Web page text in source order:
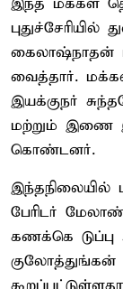
கைலாஷ்நாதன்
வைத்தார்.
இயக்குநர்
மற்றும் இணை
கொண்டனர்.
இந்தநிலையில்
பேரிடர்
கணக்கெ டுப்பு
குலோத்துங்கன்